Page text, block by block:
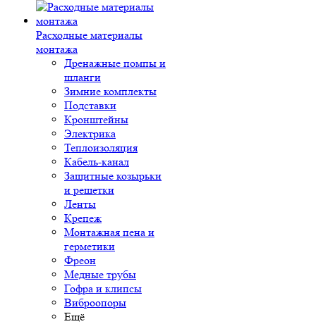
Расходные материалы
монтажа
Дренажные помпы и
шланги
Зимние комплекты
Подставки
Кронштейны
Электрика
Теплоизоляция
Кабель-канал
Защитные козырьки
и решетки
Ленты
Крепеж
Монтажная пена и
герметики
Фреон
Медные трубы
Гофра и клипсы
Виброопоры
Ещё